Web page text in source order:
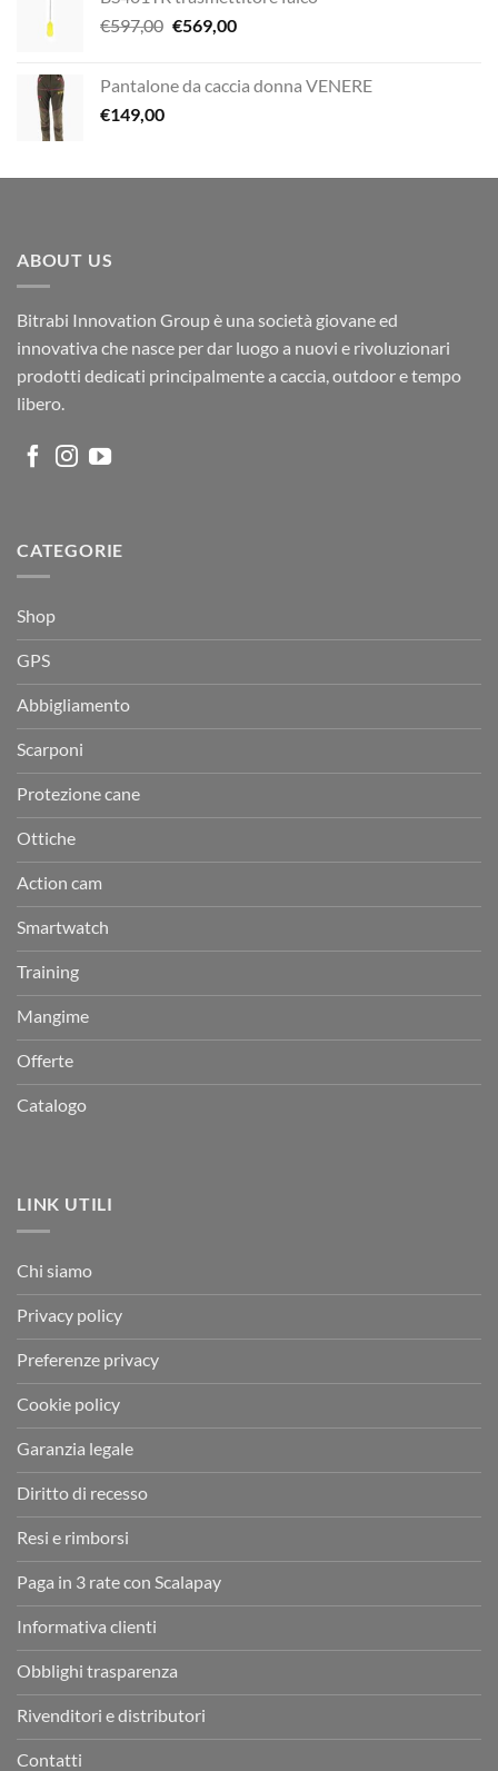
€597,00 Il
era:
€569,00Il
è:
Pantalone da caccia donna VENERE
€149,00
ABOUT US
Bitrabi Innovation Group è una società giovane ed
innovativa che nasce per dar luogo a nuovi e rivoluzionari
prodotti dedicati principalmente a caccia, outdoor e tempo
libero.
CATEGORIE
Shop
GPS
Abbigliamento
Scarponi
Protezione cane
Ottiche
Action cam
Smartwatch
Training
Mangime
Offerte
Catalogo
LINK UTILI
Chi siamo
Privacy policy
Preferenze privacy
Cookie policy
Garanzia legale
Diritto di recesso
Resi e rimborsi
Paga in 3 rate con Scalapay
Informativa clienti
Obblighi trasparenza
Rivenditori e distributori
Contatti